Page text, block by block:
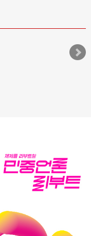
중국 AI, 저가 공세로 글
AI 국부펀드 구상 놓고